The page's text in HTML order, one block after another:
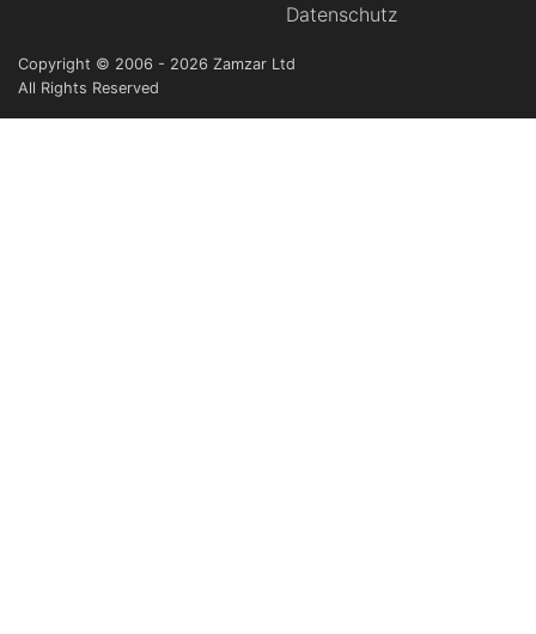
Datenschutz
Copyright © 2006 - 2026 Zamzar Ltd
All Rights Reserved